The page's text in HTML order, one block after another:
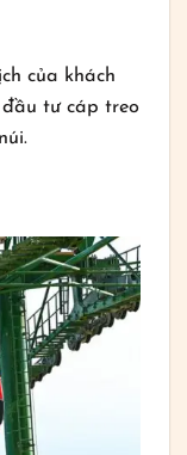
của khách
tư cáp treo